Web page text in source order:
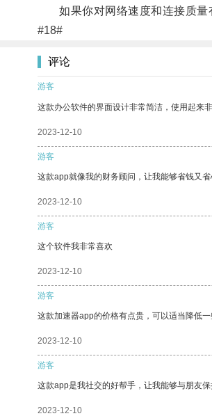
如果你对网络速度和连接质量
#18#
评论
游客
这款办公软件的界面设计非常简洁，使用起来
2023-12-10
游客
这款app就像我的财务顾问，让我能够省钱又省
2023-12-10
游客
这个软件我非常喜欢
2023-12-10
游客
这款加速器app的价格有点贵，可以适当降低一
2023-12-10
游客
这款app是我社交的好帮手，让我能够与朋友保
2023-12-10